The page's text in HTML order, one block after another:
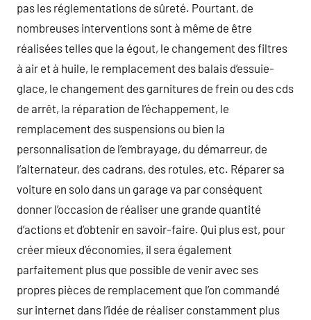
pas les réglementations de sûreté. Pourtant, de
nombreuses interventions sont à même de être
réalisées telles que la égout, le changement des filtres
à air et à huile, le remplacement des balais d’essuie-
glace, le changement des garnitures de frein ou des cds
de arrêt, la réparation de l’échappement, le
remplacement des suspensions ou bien la
personnalisation de l’embrayage, du démarreur, de
l’alternateur, des cadrans, des rotules, etc. Réparer sa
voiture en solo dans un garage va par conséquent
donner l’occasion de réaliser une grande quantité
d’actions et d’obtenir en savoir-faire. Qui plus est, pour
créer mieux d’économies, il sera également
parfaitement plus que possible de venir avec ses
propres pièces de remplacement que l’on commandé
sur internet dans l’idée de réaliser constamment plus